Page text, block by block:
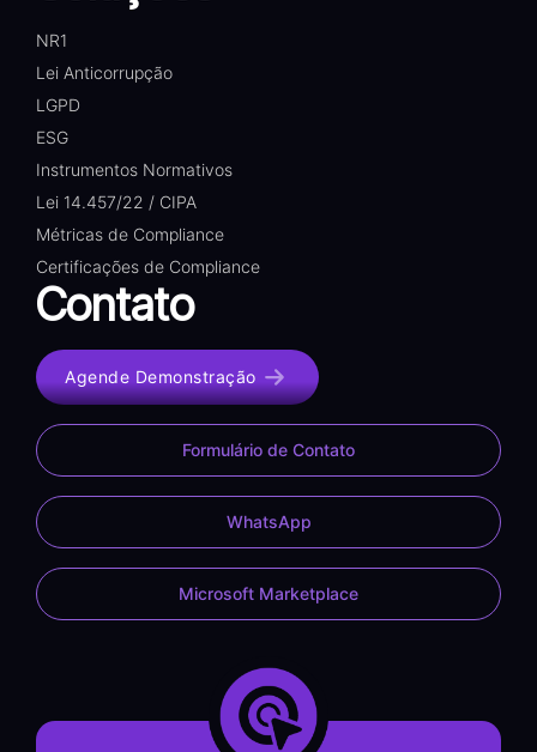
NR1
Lei Anticorrupção
LGPD
ESG
Instrumentos Normativos
Lei 14.457/22 / CIPA
Métricas de Compliance
Certificações de Compliance
Contato
Agende Demonstração
Formulário de Contato
WhatsApp
Microsoft Marketplace